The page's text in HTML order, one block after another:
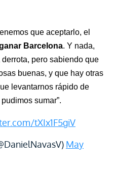
que aceptarlo, el
Barcelona. Y nada,
pero sabiendo que
buenas, y que hay otras
levantarnos rápido de
sumar”.
tXIx1F5giV
May